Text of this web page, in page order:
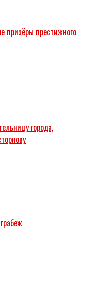
призёры престижного
города,